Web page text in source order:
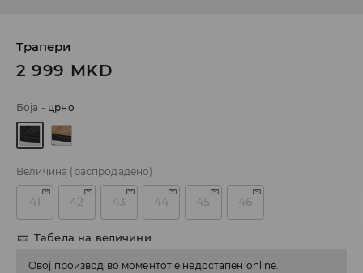
Трапери
2 999 MKD
Боја - црно
Величина (распродадено)
41 42 43 44 45 46
Табела на величини
Овој производ во моментот е недостапен online.